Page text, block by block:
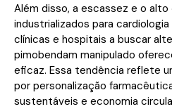
Além disso, a escassez e o
industrializados para
clínicas e hospitais a buscar
pimobendam manipulado
eficaz. Essa tendência reflete
por personalização
sustentáveis e economia